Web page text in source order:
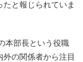
と報じられていま
本部長という役職
の関係者から注目